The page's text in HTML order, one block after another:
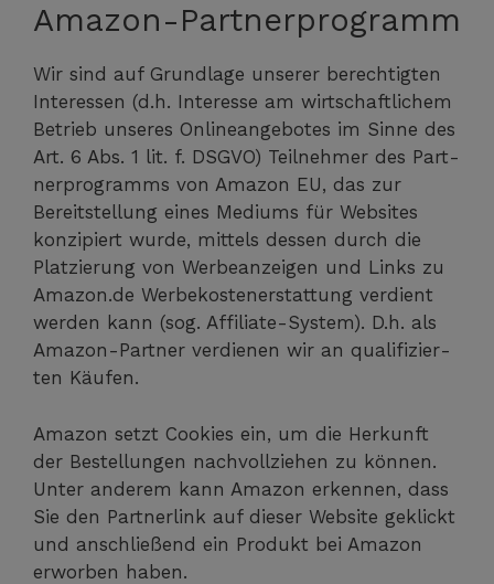
Amazon-Partnerprogramm
Wir sind auf Grund­la­ge unse­rer berech­tig­ten
Inter­es­sen (d.h. Inter­es­se am wirt­schaft­li­chem
Betrieb unse­res Online­an­ge­bo­tes im Sin­ne des
Art. 6 Abs. 1 lit. f. DSGVO) Teil­neh­mer des Part­
ner­pro­gramms von Ama­zon EU, das zur
Bereit­stel­lung eines Medi­ums für Web­sites
kon­zi­piert wur­de, mit­tels des­sen durch die
Plat­zie­rung von Wer­be­an­zei­gen und Links zu
Amazon.de Wer­be­kos­ten­er­stat­tung ver­dient
wer­den kann (sog. Affi­lia­te-Sys­tem). D.h. als
Ama­zon-Part­ner ver­die­nen wir an qua­li­fi­zier­
ten Käufen.
Ama­zon setzt Coo­kies ein, um die Her­kunft
der Bestel­lun­gen nach­voll­zie­hen zu kön­nen.
Unter ande­rem kann Ama­zon erken­nen, dass
Sie den Part­ner­link auf die­ser Web­site geklickt
und anschlie­ßend ein Pro­dukt bei Ama­zon
erwor­ben haben.